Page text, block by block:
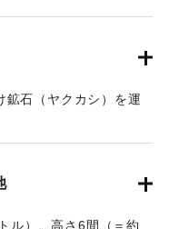
鉱石（ヤクカシ）を運
と協力、現場へ決死者
助した。
（15日夕刊）】
ル）、高さ6間（＝約